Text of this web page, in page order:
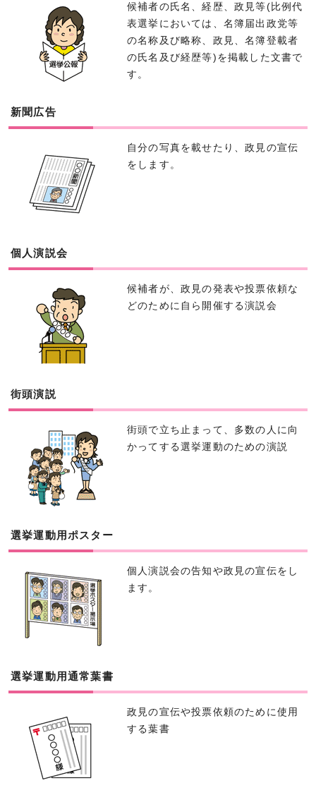
候補者の氏名、経歴、政見等(比例代
表選挙においては、名簿届出政党等
の名称及び略称、政見、名簿登載者
の氏名及び経歴等)を掲載した文書で
す。
新聞広告
自分の写真を載せたり、政見の宣伝
をします。
個人演説会
候補者が、政見の発表や投票依頼な
どのために自ら開催する演説会
街頭演説
街頭で立ち止まって、多数の人に向
かってする選挙運動のための演説
選挙運動用ポスター
個人演説会の告知や政見の宣伝をし
ます。
選挙運動用通常葉書
政見の宣伝や投票依頼のために使用
する葉書